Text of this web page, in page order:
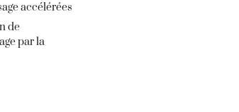
accélérées
de
par la